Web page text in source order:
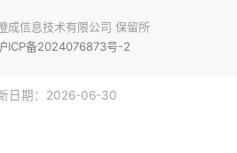
信息技术有限公司 保留所
ICP备2024076873号-2
日期：2026-06-30